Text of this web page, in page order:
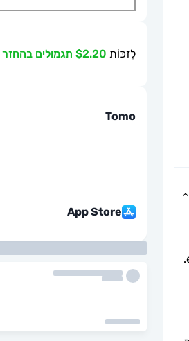
לִזכּוֹת $2.20 תגמולים בהחזר כספי
Tomo
App Store